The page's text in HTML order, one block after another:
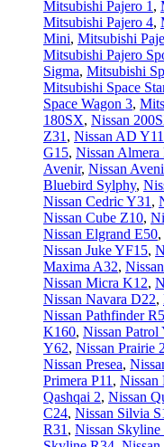
Mitsubishi Pajero 1 ,
Mitsubishi Pajero 4,
Mini, Mitsubishi
Mitsubishi Pajero
Sigma, Mitsubishi
Mitsubishi Space
Space Wagon 3,
180SX, Nissan
Z31 , Nissan AD Y11
G15, Nissan Almera
Avenir, Nissan
Bluebird Sylphy,
Nissan Cedric Y31 ,
Nissan Cube Z10,
Nissan Elgrand E50,
Nissan Juke YF15,
Maxima A32,
Nissan Micra K12,
Nissan Navara D22,
Nissan Pathfinder
K160, Nissan Patrol
Y62, Nissan Prairie 2
Nissan Presea,
Primera P11 , Nissan
Qashqai 2, Nissan
C24, Nissan Silvia
R31 , Nissan Skyline